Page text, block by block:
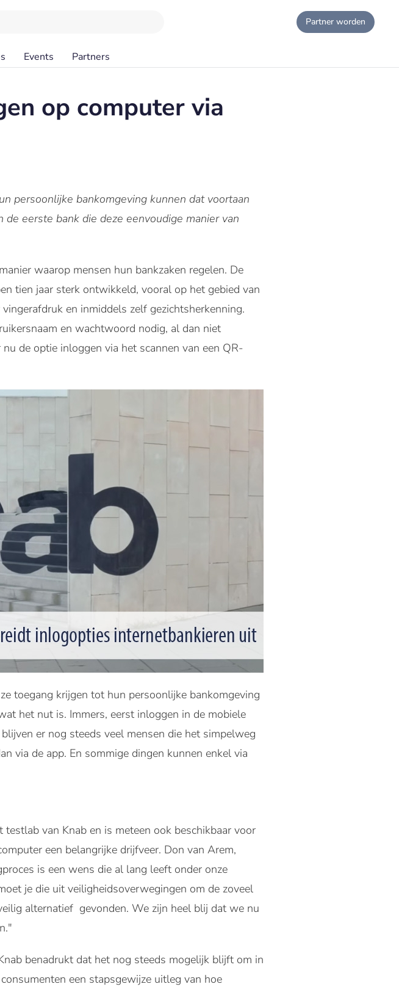
Partner worden
Events Partners
op computer via
persoonlijke bankomgeving kunnen dat voortaan
eerste bank die deze eenvoudige manier van
waarop mensen hun bankzaken regelen. De
tien jaar sterk ontwikkeld, vooral op het gebied van
en inmiddels zelf gezichtsherkenning.
en wachtwoord nodig, al dan niet
de optie inloggen via het scannen van een QR-
toegang krijgen tot hun persoonlijke bankomgeving
het nut is. Immers, eerst inloggen in de mobiele
er nog steeds veel mensen die het simpelweg
via de app. En sommige dingen kunnen enkel via
van Knab en is meteen ook beschikbaar voor
een belangrijke drijfveer. Don van Arem,
is een wens die al lang leeft onder onze
je die uit veiligheidsoverwegingen om de zoveel
alternatief gevonden. We zijn heel blij dat we nu
benadrukt dat het nog steeds mogelijk blijft om in
een stapsgewijze uitleg van hoe